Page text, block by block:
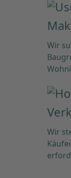
Wir
Wir